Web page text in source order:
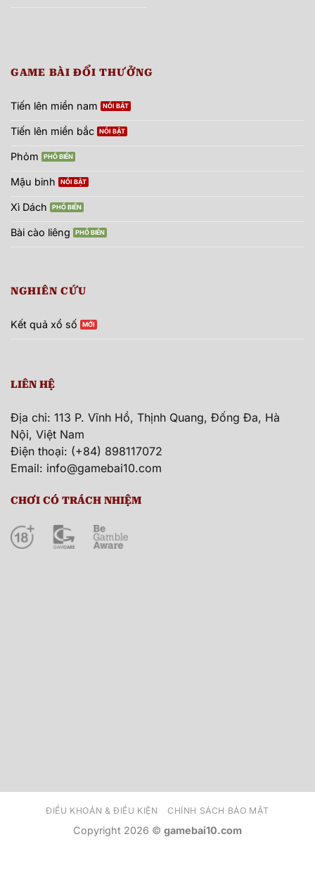
GAME BÀI ĐỔI THƯỞNG
Tiến lên miền nam
Tiến lên miền bắc
Phỏm
Mậu binh
Xì Dách
Bài cào liêng
NGHIÊN CỨU
Kết quả xổ số
LIÊN HỆ
Địa chỉ: 113 P. Vĩnh Hồ, Thịnh Quang, Đống Đa, Hà
Nội, Việt Nam
Điện thoại: (+84) 898117072
Email: info@gamebai10.com
CHƠI CÓ TRÁCH NHIỆM
ĐIỀU KHOẢN & ĐIỀU KIỆN CHÍNH SÁCH BẢO MẬT
Copyright 2026 © gamebai10.com